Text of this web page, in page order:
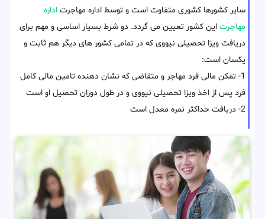
سایر کشورها کشوری متفاوت است و توسط اداره مهاجرت اداره
مهاجرت این کشور تعیین می گردد. دو شرط بسیار اساسی و مهم برای
دریافت ویزا تحصیلی نیووی که در تمامی کشور های دیگر هم ثابت و
یکسان است:
1- تمکن مالی فرد مهاجر و متقاضی که نشان دهنده تامین مالی کامل
فرد پس از اخذ ویزا تحصیلی نیووی و در طول دوران تحصیل او است
2- دریافت حداکثر نمره معدل است